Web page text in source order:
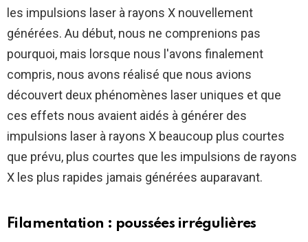
les impulsions laser à rayons X nouvellement
générées. Au début, nous ne comprenions pas
pourquoi, mais lorsque nous l'avons finalement
compris, nous avons réalisé que nous avions
découvert deux phénomènes laser uniques et que
ces effets nous avaient aidés à générer des
impulsions laser à rayons X beaucoup plus courtes
que prévu, plus courtes que les impulsions de rayons
X les plus rapides jamais générées auparavant.
Filamentation : poussées irrégulières